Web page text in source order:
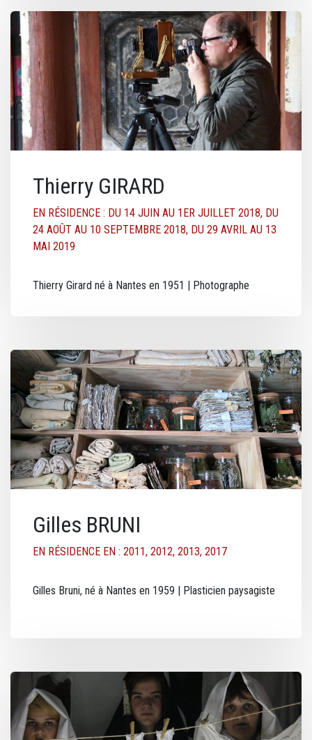
Image
Thierry GIRARD
EN RÉSIDENCE : DU 14 JUIN AU 1ER JUILLET 2018, DU
24 AOÛT AU 10 SEPTEMBRE 2018, DU 29 AVRIL AU 13
MAI 2019
Thierry Girard né à Nantes en 1951 | Photographe
Image
Gilles BRUNI
EN RÉSIDENCE EN : 2011, 2012, 2013, 2017
Gilles Bruni, né à Nantes en 1959 | Plasticien paysagiste
Image